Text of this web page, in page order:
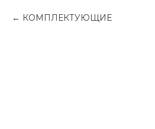
КОМПЛЕКТУЮЩИЕ